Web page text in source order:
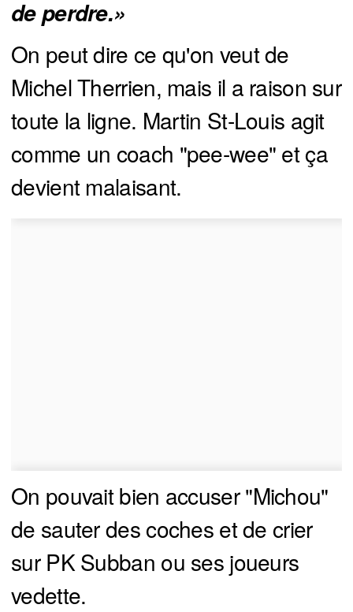
de perdre.»
On peut dire ce qu'on veut de
Michel Therrien, mais il a raison sur
toute la ligne. Martin St-Louis agit
comme un coach "pee-wee" et ça
devient malaisant.
On pouvait bien accuser "Michou"
de sauter des coches et de crier
sur PK Subban ou ses joueurs
vedette.